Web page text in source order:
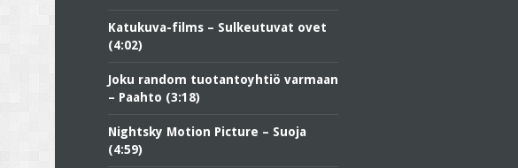
Katukuva-films – Sulkeutuvat ovet
(4:02)
Joku random tuotantoyhtiö varmaan
– Paahto (3:18)
Nightsky Motion Picture – Suoja
(4:59)